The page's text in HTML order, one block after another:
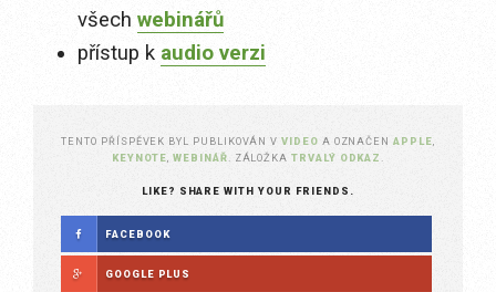
všech webinářů
přístup k audio verzi
TENTO PŘÍSPĚVEK BYL PUBLIKOVÁN VVIDEO A OZNAČENAPPLE
KEYNOTE ,WEBINÁŘ . ZÁLOŽKATRVALÝ ODKAZ
LIKE? SHARE WITH YOUR FRIENDS.
FACEBOOK
GOOGLE PLUS